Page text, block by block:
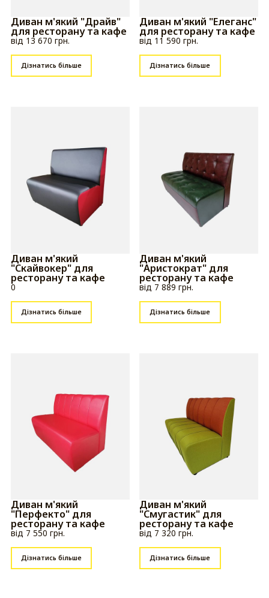
Диван м'який "Драйв"
для ресторану та кафе
від 13 670 грн.
Дізнатись більше
Диван м'який "Елеганс"
для ресторану та кафе
від 11 590 грн.
Дізнатись більше
Диван м'який
"Скайвокер" для
ресторану та кафе
0
Дізнатись більше
Диван м'який
"Аристократ" для
ресторану та кафе
від 7 889 грн.
Дізнатись більше
Диван м'який
"Перфекто" для
ресторану та кафе
від 7 550 грн.
Дізнатись більше
Диван м'який
"Смугастик" для
ресторану та кафе
від 7 320 грн.
Дізнатись більше